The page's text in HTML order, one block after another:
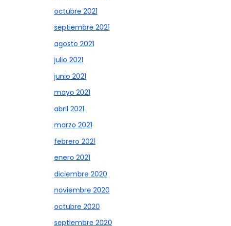
octubre 2021
septiembre 2021
agosto 2021
julio 2021
junio 2021
mayo 2021
abril 2021
marzo 2021
febrero 2021
enero 2021
diciembre 2020
noviembre 2020
octubre 2020
septiembre 2020